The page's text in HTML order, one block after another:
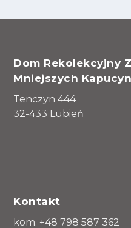
Dom Rekolekcyjny
Mniejszych
Tenczyn 444
32-433 Lubień
Kontakt
kom. +48 798 587 362